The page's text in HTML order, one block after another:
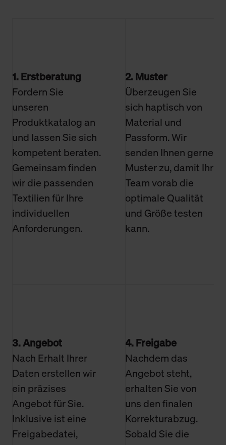
1. Erstberatung
Fordern Sie
unseren
Produktkatalog an
und lassen Sie sich
kompetent beraten.
Gemeinsam finden
wir die passenden
Textilien für Ihre
individuellen
Anforderungen.
2. Muster
Überzeugen Sie
sich haptisch von
Material und
Passform. Wir
senden Ihnen gerne
Muster zu, damit Ihr
Team vorab die
optimale Qualität
und Größe testen
kann.
3. Angebot
Nach Erhalt Ihrer
Daten erstellen wir
ein präzises
Angebot für Sie.
Inklusive ist eine
Freigabedatei,
4. Freigabe
Nachdem das
Angebot steht,
erhalten Sie von
uns den finalen
Korrekturabzug.
Sobald Sie die